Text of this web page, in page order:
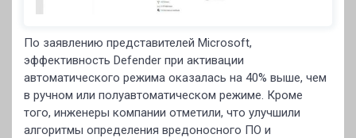
По заявлению представителей Microsoft,
эффективность Defender при активации
автоматического режима оказалась на 40% выше, чем
в ручном или полуавтоматическом режиме. Кроме
того, инженеры компании отметили, что улучшили
алгоритмы определения вредоносного ПО и